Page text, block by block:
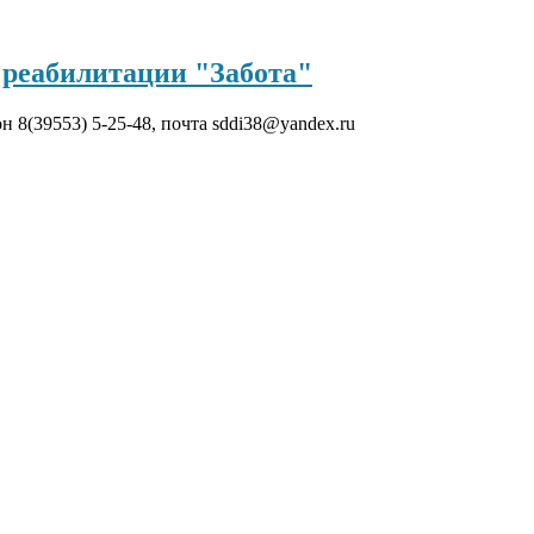
"Забота"
8(39553) 5-25-48, почта sddi38@yandex.ru